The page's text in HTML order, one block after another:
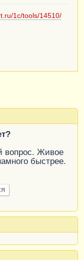
1c/tools/14510/
вопрос. Живое
быстрее.